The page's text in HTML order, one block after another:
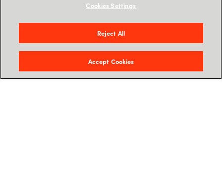
Cookies Settings
Reject All
Accept Cookies